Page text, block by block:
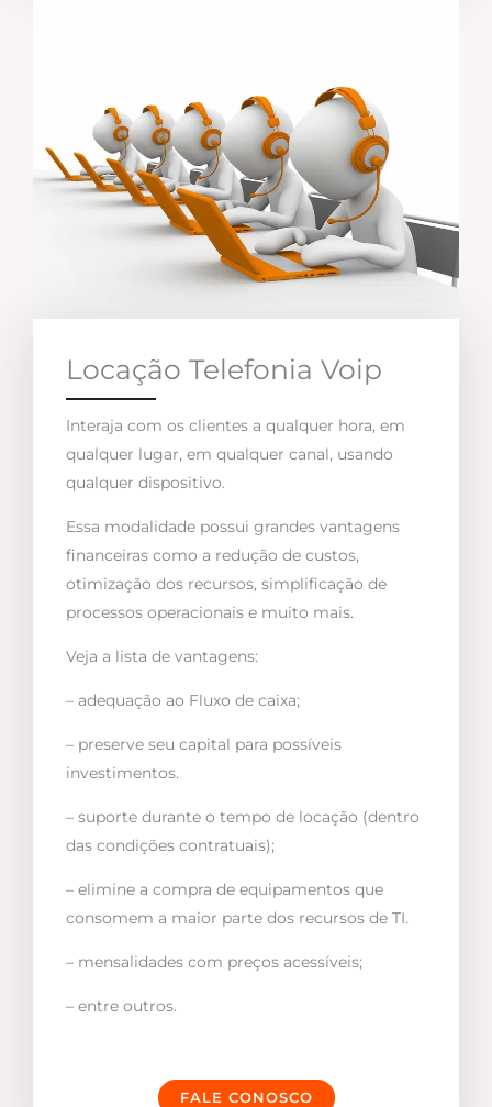
Locação Telefonia Voip
Interaja com os clientes a qualquer hora, em
qualquer lugar, em qualquer canal, usando
qualquer dispositivo.
Essa modalidade possui grandes vantagens
financeiras como a redução de custos,
otimização dos recursos, simplificação de
processos operacionais e muito mais.
Veja a lista de vantagens:
– adequação ao Fluxo de caixa;
– preserve seu capital para possíveis
investimentos.
– suporte durante o tempo de locação (dentro
das condições contratuais);
– elimine a compra de equipamentos que
consomem a maior parte dos recursos de TI.
– mensalidades com preços acessíveis;
– entre outros.
FALE CONOSCO